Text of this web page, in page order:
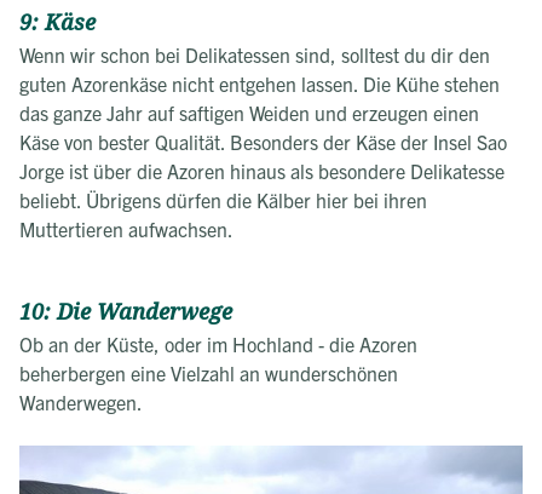
9: Käse
Wenn wir schon bei Delikatessen sind, solltest du dir den
guten Azorenkäse nicht entgehen lassen. Die Kühe stehen
das ganze Jahr auf saftigen Weiden und erzeugen einen
Käse von bester Qualität. Besonders der Käse der Insel Sao
Jorge ist über die Azoren hinaus als besondere Delikatesse
beliebt. Übrigens dürfen die Kälber hier bei ihren
Muttertieren aufwachsen.
10: Die Wanderwege
Ob an der Küste, oder im Hochland - die Azoren
beherbergen eine Vielzahl an wunderschönen
Wanderwegen.